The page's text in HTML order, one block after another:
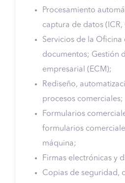
Procesamiento
captura de datos (ICR,
Servicios de la Oficina
documentos; Gestión
empresarial (ECM);
Rediseño,
procesos comerciales;
Formularios
formularios
máquina;
Firmas electrónicas y
Copias de seguridad,